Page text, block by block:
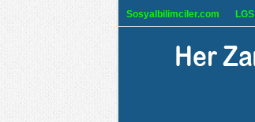
Sosyalbilimciler.com